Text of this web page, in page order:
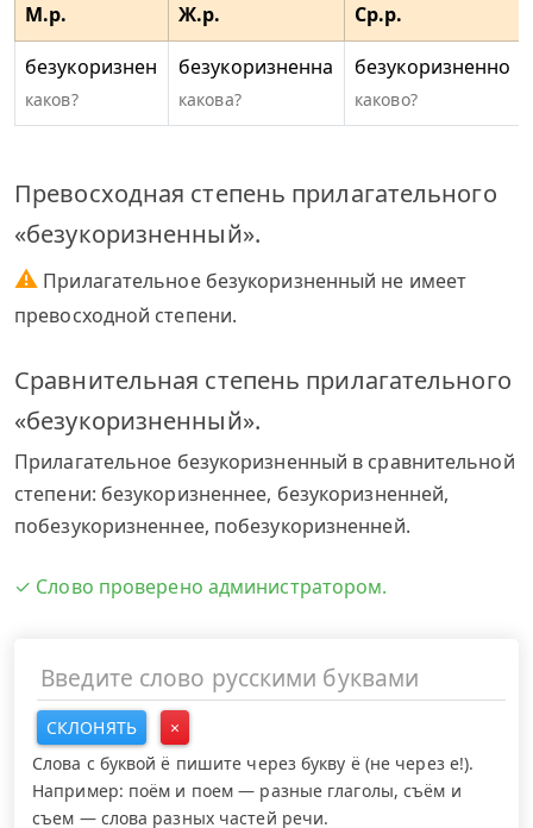
М.р. Ж.р.
Ср.р.
безукоризнен
каков?
безукоризненна
какова?
безукоризненно
каково?
Превосходная степень прилагательного
«безукоризненный».
⚠ Прилагательное безукоризненный не имеет
превосходной степени.
Сравнительная степень прилагательного
«безукоризненный».
Прилагательное безукоризненный в сравнительной
степени: безукоризненнее, безукоризненней,
побезукоризненнее, побезукоризненней.
✓ Слово проверено администратором.
СКЛОНЯТЬ
×
Слова с буквой ё пишите через букву ё (не через е!).
Например: поём и поем — разные глаголы, съём и
съем — слова разных частей речи.